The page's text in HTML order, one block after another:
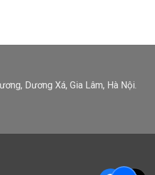
Dương Xá, Gia Lâm, Hà Nội.